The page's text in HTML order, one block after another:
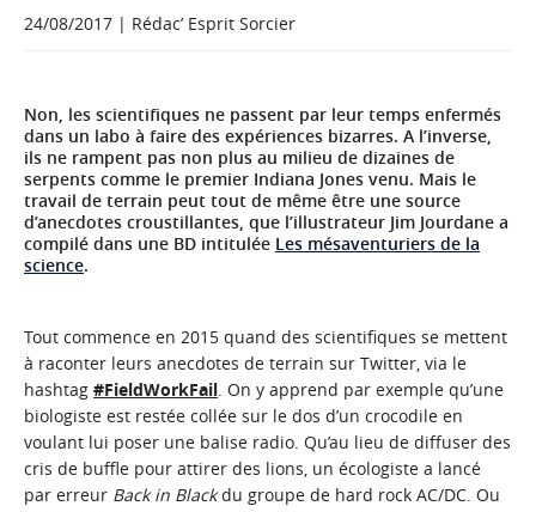
24/08/2017 | Rédac’ Esprit Sorcier
Non, les scientifiques ne passent par leur temps enfermés
dans un labo à faire des expériences bizarres. A l’inverse,
ils ne rampent pas non plus au milieu de dizaines de
serpents comme le premier Indiana Jones venu. Mais le
travail de terrain peut tout de même être une source
d’anecdotes croustillantes, que l’illustrateur Jim Jourdane a
compilé dans une BD intitulée Les mésaventuriers de la
science.
Tout commence en 2015 quand des scientifiques se mettent
à raconter leurs anecdotes de terrain sur Twitter, via le
hashtag #FieldWorkFail . On y apprend par exemple qu’une
biologiste est restée collée sur le dos d’un crocodile en
voulant lui poser une balise radio. Qu’au lieu de diffuser des
cris de buffle pour attirer des lions, un écologiste a lancé
par erreur Back in Blackdu groupe de hard rock AC/DC. Ou